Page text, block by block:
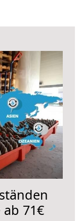
71€